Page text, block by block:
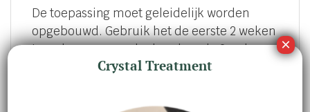
De toepassing moet geleidelijk worden
opgebouwd. Gebruik het de eerste 2 weken
twee keer per week, de volgende 2 weken
om de andere nacht, en daarna elke nacht.
ochtend tijdens het gebruik van vitamine A.
Crystal Treatment